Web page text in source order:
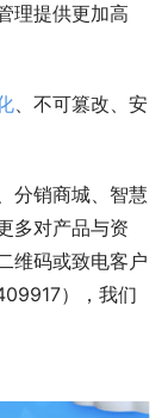
理提供更加高
、不可篡改、安
分销商城、智慧
多对产品与资
维码或致电客户
），我们